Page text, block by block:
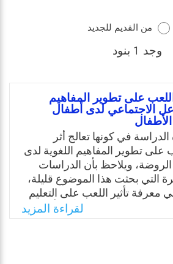
من القديم للجديد
وجد 1 بنود
على تطوير المفاهيم
الاجتماعي لدى أطفال
الدراسة في كونها تعالج أثر
على تطوير المفاهيم اللغوية لدى
ويلاحظ بأن الدراسات
التي بحثت هذا الموضوع قليلة،
معرفة تأثير اللعب على التعليم
المفاهيم اللغوية. كما وتأتي هذه
العلمية الهادفة لتطوير
لقراءة المزيد